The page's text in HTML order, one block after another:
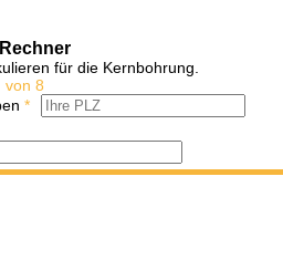
für die Kernbohrung.
von 8
*